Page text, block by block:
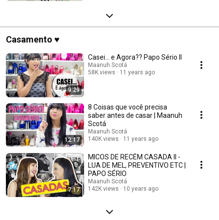
Casamento ♥
9:29
Casei... e Agora?? Papo Sério II
Maanuh Scotá
58K views
11 years ago
12:17
8 Coisas que você precisa
saber antes de casar | Maanuh
Scotá
Maanuh Scotá
140K views
11 years ago
7:17
MICOS DE RECÉM CASADA II -
LUA DE MEL, PREVENTIVO ETC |
PAPO SÉRIO
Maanuh Scotá
142K views
10 years ago